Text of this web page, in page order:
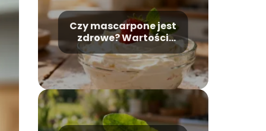
Czy mascarpone jest
zdrowe? Wartości
odżywcze i
zastosowanie